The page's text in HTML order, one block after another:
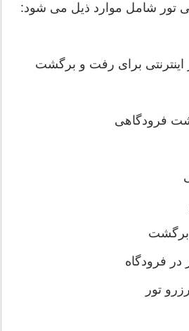
تور شامل موارد ذیل می شود:
اینترنتی برای رفت و برگشت
فرودگاهی
برگشت
فرودگاه
تور